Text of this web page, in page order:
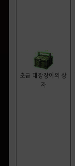
초급 대장장이의 상
자